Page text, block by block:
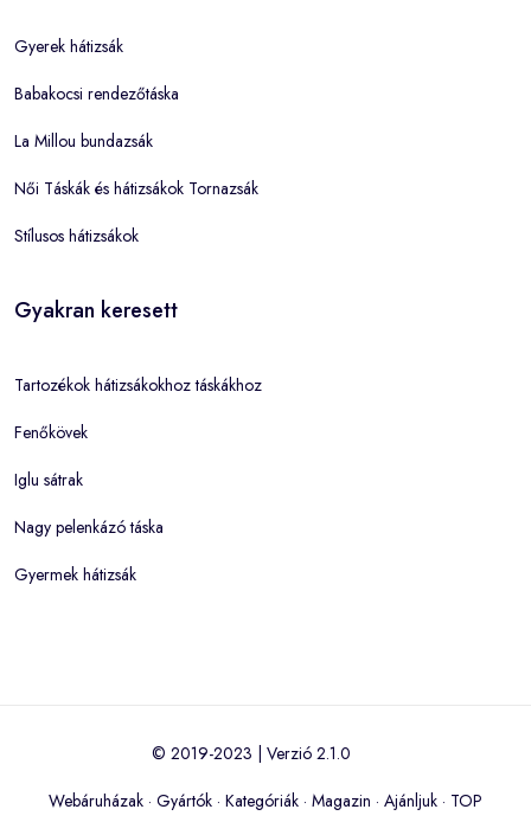
Gyerek hátizsák
Babakocsi rendezőtáska
La Millou bundazsák
Női Táskák és hátizsákok Tornazsák
Stílusos hátizsákok
Gyakran keresett
Tartozékok hátizsákokhoz táskákhoz
Fenőkövek
Iglu sátrak
Nagy pelenkázó táska
Gyermek hátizsák
© 2019-2023 | Verzió 2.1.0
Webáruházak · Gyártók · Kategóriák · Magazin · Ajánljuk · TOP